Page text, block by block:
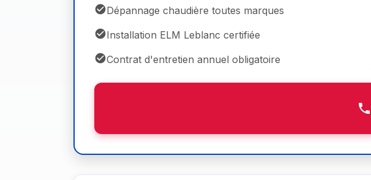
Dépannage chaudière toutes marques
Installation ELM Leblanc certifiée
Contrat d'entretien annuel obligatoire